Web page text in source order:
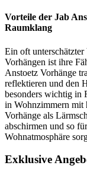
Vorteile der Jab
Raumklang
Ein oft
Vorhängen ist ihre
Anstoetz Vorhänge
reflektieren und den
besonders wichtig in
in Wohnzimmern mit
Vorhänge als
abschirmen und so
Wohnatmosphäre
Exklusive